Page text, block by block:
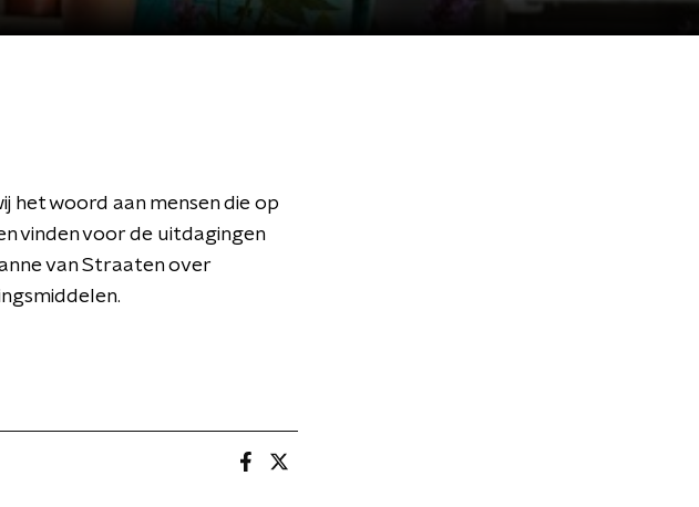
het woord aan mensen die op
vinden voor de uitdagingen
van Straaten over